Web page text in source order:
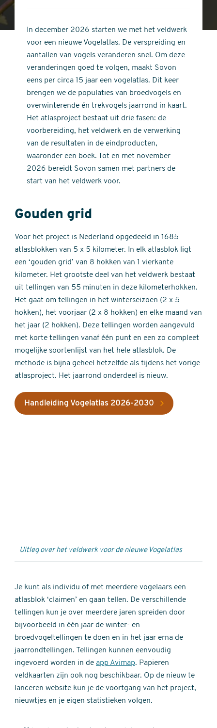
stars
of
stars
In december 2026 starten we met het veldwerk
voor een nieuwe Vogelatlas. De verspreiding en
aantallen van vogels veranderen snel. Om deze
veranderingen goed te volgen, maakt Sovon
eens per circa 15 jaar een vogelatlas. Dit keer
brengen we de populaties van broedvogels en
overwinterende én trekvogels jaarrond in kaart.
Het atlasproject bestaat uit drie fasen: de
voorbereiding, het veldwerk en de verwerking
van de resultaten in de eindproducten,
waaronder een boek. Tot en met november
2026 bereidt Sovon samen met partners de
start van het veldwerk voor.
Gouden grid
Voor het project is Nederland opgedeeld in 1685
atlasblokken van 5 x 5 kilometer. In elk atlasblok ligt
een ‘gouden grid’ van 8 hokken van 1 vierkante
kilometer. Het grootste deel van het veldwerk bestaat
uit tellingen van 55 minuten in deze kilometerhokken.
Het gaat om tellingen in het winterseizoen (2 x 5
hokken), het voorjaar (2 x 8 hokken) en elke maand van
het jaar (2 hokken). Deze tellingen worden aangevuld
met korte tellingen vanaf één punt en een zo compleet
mogelijke soortenlijst van het hele atlasblok. De
methode is bijna geheel hetzelfde als tijdens het vorige
atlasproject. Het jaarrond onderdeel is nieuw.
Handleiding Vogelatlas 2026-2030
Uitleg over het veldwerk voor de nieuwe Vogelatlas
Je kunt als individu of met meerdere vogelaars een
atlasblok ‘claimen’ en gaan tellen. De verschillende
tellingen kun je over meerdere jaren spreiden door
bijvoorbeeld in één jaar de winter- en
broedvogeltellingen te doen en in het jaar erna de
jaarrondtellingen. Tellingen kunnen eenvoudig
ingevoerd worden in de app Avimap. Papieren
veldkaarten zijn ook nog beschikbaar. Op de nieuw te
lanceren website kun je de voortgang van het project,
nieuwtjes en je eigen statistieken volgen.